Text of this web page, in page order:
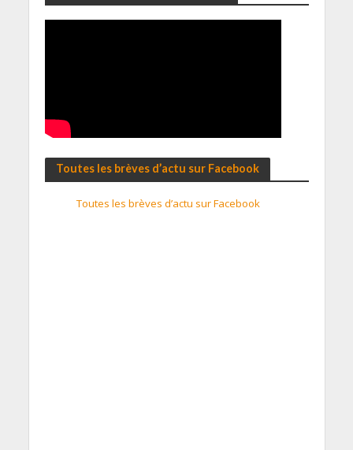
Toutes les brèves d’actu sur Facebook
Toutes les brèves d’actu sur Facebook